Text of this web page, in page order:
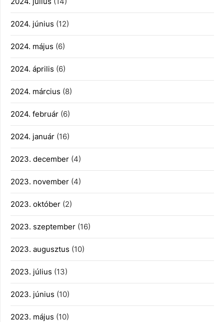
2024. június (12)
2024. május (6)
2024. április (6)
2024. március (8)
2024. február (6)
2024. január (16)
2023. december (4)
2023. november (4)
2023. október (2)
2023. szeptember (16)
2023. augusztus (10)
2023. július (13)
2023. június (10)
2023. május (10)